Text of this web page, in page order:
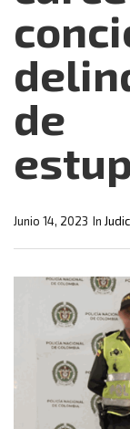
de
In
Junio 14, 2023